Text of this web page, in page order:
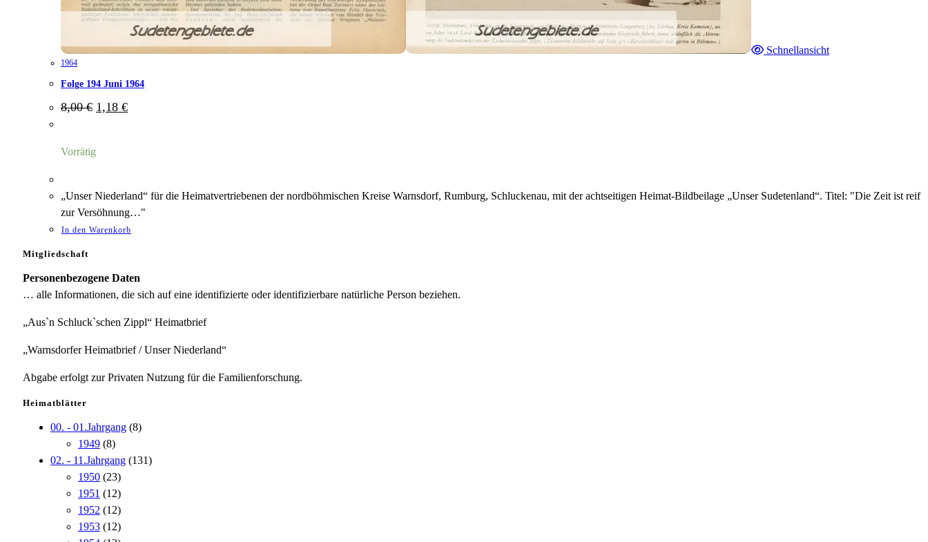
Schnellansicht
1964
Folge 194 Juni 1964
8,00€ Ursprünglicher
Preis
1,18 €Aktueller
Preis
Vorrätig
„Unser Niederland“ für die Heimatvertriebenen der nordböhmischen Kreise Warnsdorf, Rumburg, Schluckenau, mit der achtseitigen Heimat-Bildbeilage „Unser Sudetenland“. Titel: "Die Zeit ist reif
zur Versöhnung…"
In den Warenkorb
Mitgliedschaft
Personenbezogene Daten
… alle Informationen, die sich auf eine identifizierte oder identifizierbare natürliche Person beziehen.
„Aus`n Schluck`schen Zippl“ Heimatbrief
„Warnsdorfer Heimatbrief / Unser Niederland“
Abgabe erfolgt zur Privaten Nutzung für die Familienforschung.
Heimatblätter
00. - 01.Jahrgang (8)
1949 (8)
02. - 11.Jahrgang (131)
1950 (23)
1951 (12)
1952 (12)
1953 (12)